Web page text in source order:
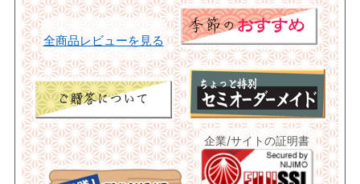
全商品レビューを見る
企業/サイトの証明書